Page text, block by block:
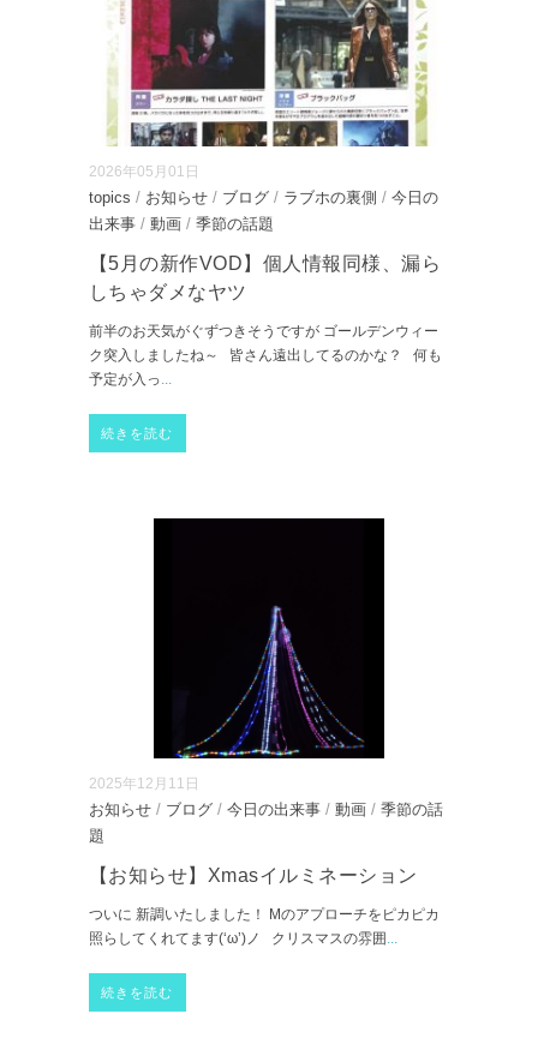
2026年05月01日
topics / お知らせ / ブログ / ラブホの裏側 / 今日の
出来事 / 動画 / 季節の話題
【5月の新作VOD】個人情報同様、漏ら
しちゃダメなヤツ
前半のお天気がぐずつきそうですが ゴールデンウィー
ク突入しましたね～ 皆さん遠出してるのかな？ 何も
予定が入っ...
続きを読む
2025年12月11日
お知らせ / ブログ / 今日の出来事 / 動画 / 季節の話
題
【お知らせ】Xmasイルミネーション
ついに 新調いたしました！ Mのアプローチをピカピカ
照らしてくれてます(‘ω’)ノ クリスマスの雰囲 ...
続きを読む